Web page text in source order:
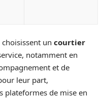
un courtier
notamment en
et de
leur part,
plateformes de mise en